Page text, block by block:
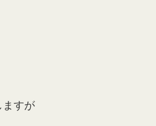
ますが